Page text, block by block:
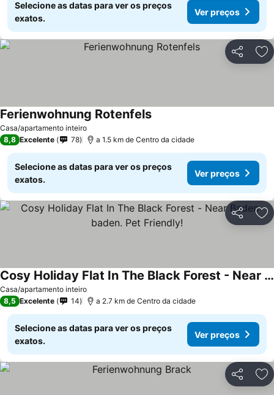
Selecione as datas para ver os preços
exatos.
Ver preços
Partilhar
Casa/apartamento inteiro
Ferienwohnung Rotenfels
8,8 Excelente 78 a 1.5 km de Centro da cidade
Selecione as datas para ver os preços
exatos.
Ver preços
Partilhar
Casa/apartamento inteiro
Cosy Holiday Flat In The Black Forest - Near Baden-baden. Pet Friendly!
8,5 Excelente 14 a 2.7 km de Centro da cidade
Selecione as datas para ver os preços
exatos.
Ver preços
Partilhar